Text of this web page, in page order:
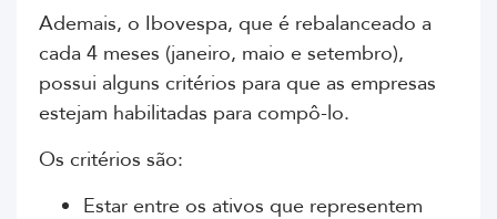
Ademais, o Ibovespa, que é rebalanceado a
cada 4 meses (janeiro, maio e setembro),
possui alguns critérios para que as empresas
estejam habilitadas para compô-lo.
Os critérios são:
Estar entre os ativos que representem